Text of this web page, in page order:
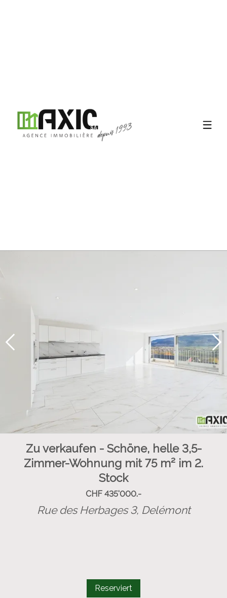
Zu verkaufen - Schöne, helle 3,5-
Zimmer-Wohnung mit 75 m² im 2.
Stock
CHF 435'000.-
Rue des Herbages 3, Delémont
Reserviert